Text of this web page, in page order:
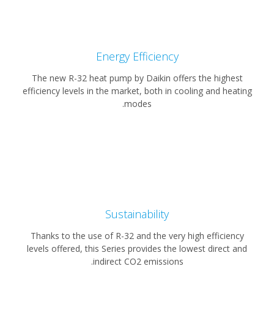
Energy Efficiency
The new R-32 heat pump by Daikin offers the highest
efficiency levels in the market, both in cooling and heating
modes.
Sustainability
Thanks to the use of R-32 and the very high efficiency
levels offered, this Series provides the lowest direct and
indirect CO2 emissions.